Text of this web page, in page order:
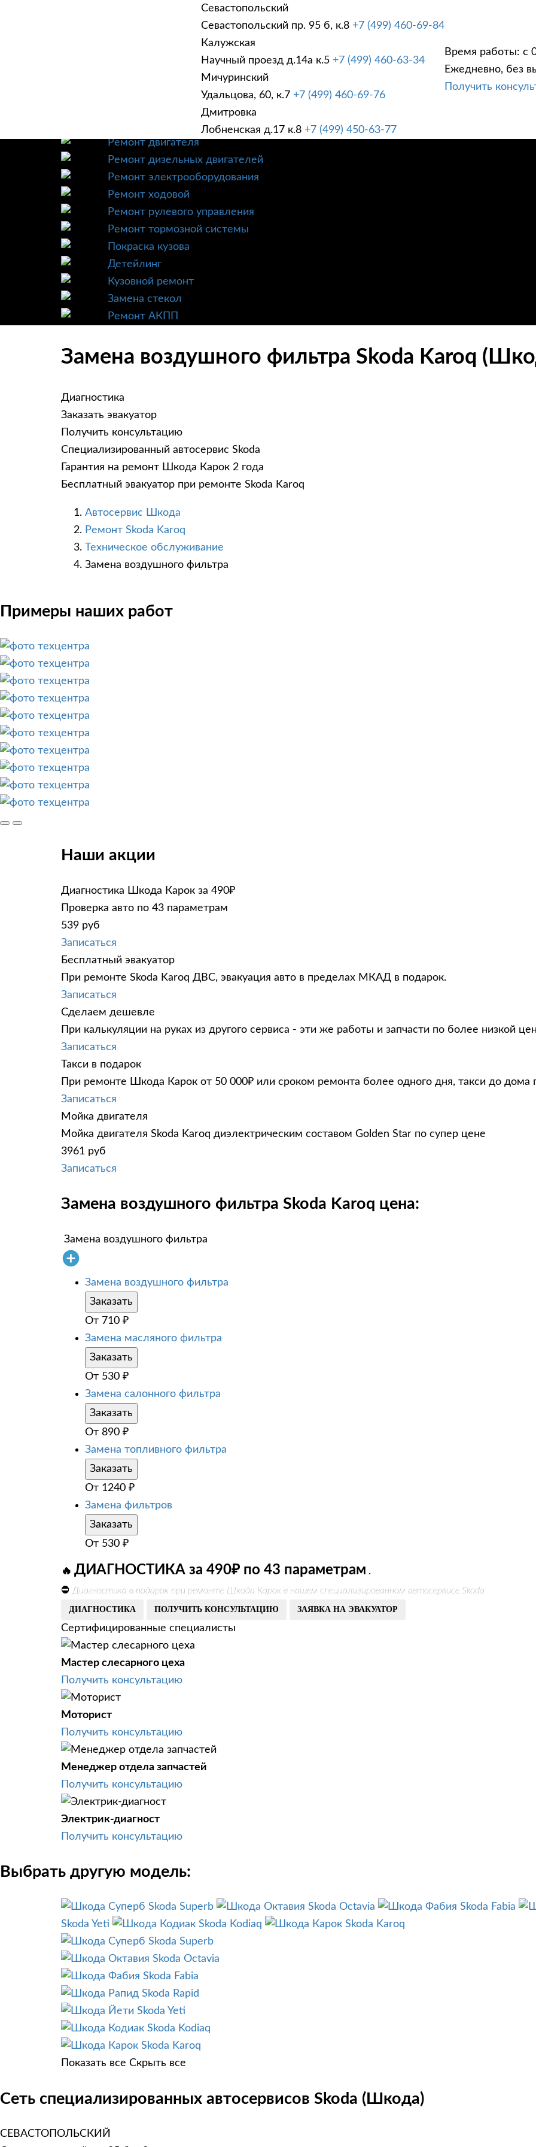
Севастопольский
Севастопольский пр. 95 б, к.8 +7 (499) 460-69-84
Калужская
Научный проезд д.14а к.5 +7 (499) 460-63-34
Мичуринский
Удальцова, 60, к.7 +7 (499) 460-69-76
Дмитровка
Лобненская д.17 к.8 +7 (499) 450-63-77
Время работы: с
Ежедневно, без
Получить
УСЛУГИ
Техническое обслуживание
Ремонт трансмиссии
Ремонт двигателя
Ремонт дизельных двигателей
Ремонт электрооборудования
Ремонт ходовой
Ремонт рулевого управления
Ремонт тормозной системы
Покраска кузова
Детейлинг
Кузовной ремонт
Замена стекол
Ремонт АКПП
Замена воздушного фильтра Skoda Karoq
Диагностика
Заказать эвакуатор
Получить консультацию
Специализированный автосервис Skoda
Гарантия на ремонт Шкода Карок 2 года
Бесплатный эвакуатор при ремонте Skoda Karoq
Автосервис Шкода
Ремонт Skoda Karoq
Техническое обслуживание
Замена воздушного фильтра
Примеры наших работ
Наши акции
Диагностика Шкода Карок за 490₽
Проверка авто по 43 параметрам
539 руб
Записаться
Бесплатный эвакуатор
При ремонте Skoda Karoq ДВС, эвакуация авто в пределах МКАД в подарок.
Записаться
Сделаем дешевле
При калькуляции на руках из другого сервиса - эти же работы и запчасти по более низкой
Записаться
Такси в подарок
При ремонте Шкода Карок от 50 000₽ или сроком ремонта более одного дня, такси до дома
Записаться
Мойка двигателя
Мойка двигателя Skoda Karoq диэлектрическим составом Golden Star по супер цене
3961 руб
Записаться
Замена воздушного фильтра Skoda Karoq цена:
Замена воздушного фильтра
Замена воздушного фильтра
Заказать
От 710 ₽
Замена масляного фильтра
Заказать
От 530 ₽
Замена салонного фильтра
Заказать
От 890 ₽
Замена топливного фильтра
Заказать
От 1240 ₽
Замена фильтров
Заказать
От 530 ₽
🔥 ДИАГНОСТИКА за 490₽ по 43 параметрам .
⛔ Диагностика в подарок при ремонте Шкода Карок в нашем специализированном автосервисе Skoda
ДИАГНОСТИКА ПОЛУЧИТЬ КОНСУЛЬТАЦИЮ ЗАЯВКА НА ЭВАКУАТОР
Сертифицированные специалисты
Мастер слесарного цеха
Получить консультацию
Моторист
Получить консультацию
Менеджер отдела запчастей
Получить консультацию
Электрик-диагност
Получить консультацию
Выбрать другую модель:
Skoda Superb Skoda Octavia
Skoda Fabia
Skoda Yeti
Skoda Kodiaq
Skoda Karoq
Skoda Superb
Skoda Octavia
Skoda Fabia
Skoda Rapid
Skoda Yeti
Skoda Kodiaq
Skoda Karoq
Показать все Скрыть все
Сеть специализированных автосервисов Skoda (Шкода)
СЕВАСТОПОЛЬСКИЙ